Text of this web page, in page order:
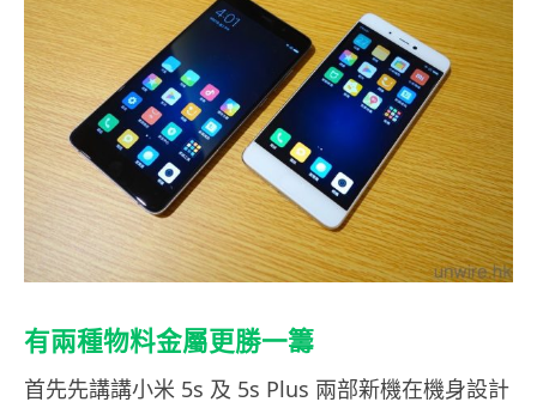
有兩種物料金屬更勝一籌
首先先講講小米 5s 及 5s Plus 兩部新機在機身設計